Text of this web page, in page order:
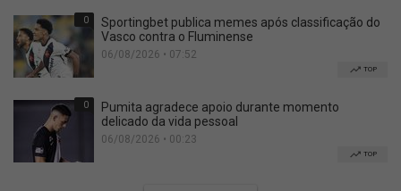
0
Sportingbet publica memes após classificação do
Vasco contra o Fluminense
06/08/2026 • 07:52
TOP
0
Pumita agradece apoio durante momento
delicado da vida pessoal
06/08/2026 • 00:23
TOP